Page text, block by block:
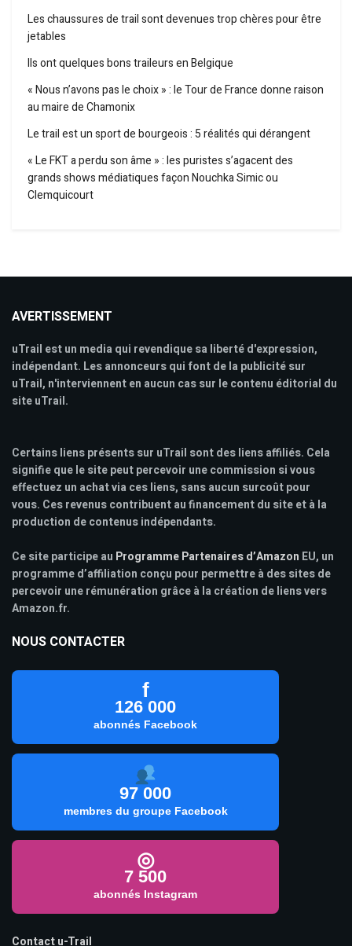
Les chaussures de trail sont devenues trop chères pour être
jetables
Ils ont quelques bons traileurs en Belgique
« Nous n’avons pas le choix » : le Tour de France donne raison
au maire de Chamonix
Le trail est un sport de bourgeois : 5 réalités qui dérangent
« Le FKT a perdu son âme » : les puristes s’agacent des
grands shows médiatiques façon Nouchka Simic ou
Clemquicourt
AVERTISSEMENT
uTrail est un media qui revendique sa liberté d'expression,
indépendant. Les annonceurs qui font de la publicité sur
uTrail, n'interviennent en aucun cas sur le contenu éditorial du
site uTrail.
Certains liens présents sur uTrail sont des liens affiliés. Cela
signifie que le site peut percevoir une commission si vous
effectuez un achat via ces liens, sans aucun surcoût pour
vous. Ces revenus contribuent au financement du site et à la
production de contenus indépendants.
Ce site participe au Programme Partenaires d’Amazon EU, un
programme d’affiliation conçu pour permettre à des sites de
percevoir une rémunération grâce à la création de liens vers
Amazon.fr.
NOUS CONTACTER
f
126 000
abonnés Facebook
97 000
membres du groupe Facebook
◎
7 500
abonnés Instagram
Contact u-Trail